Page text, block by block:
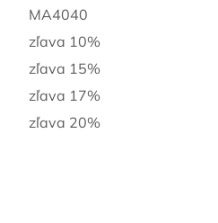
MA4040
zľava 10%
zľava 15%
zľava 17%
zľava 20%